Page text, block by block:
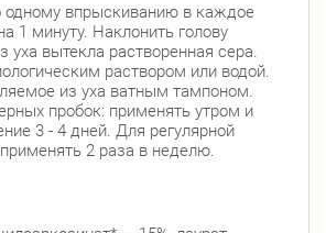
6/5 (Белышева, 5) 8:00-22:00
Большевиков Улица Дыбенко
район
ул., д. 10 Круглосуточно
Петроградская
ул., д.28 к.1 Круглосуточно
одному впрыскиванию в каждое
1 минуту. Наклонить голову
уха вытекла растворенная сера.
раствором или водой.
из уха ватным тампоном.
пробок: применять утром и
3 - 4 дней. Для регулярной
2 раза в неделю.